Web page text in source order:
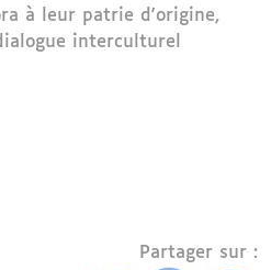
à leur patrie d'origine,
interculturel
Partager sur :